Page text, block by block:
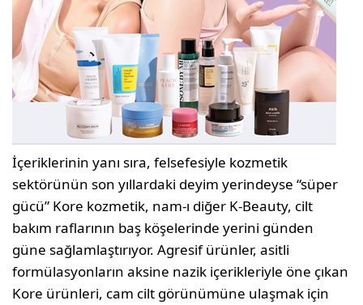
İçeriklerinin yanı sıra, felsefesiyle kozmetik
sektörünün son yıllardaki deyim yerindeyse “süper
gücü” Kore kozmetik, nam-ı diğer K-Beauty, cilt
bakım raflarının baş köşelerinde yerini günden
güne sağlamlaştırıyor. Agresif ürünler, asitli
formülasyonların aksine nazik içerikleriyle öne çıkan
Kore ürünleri, cam cilt görünümüne ulaşmak için